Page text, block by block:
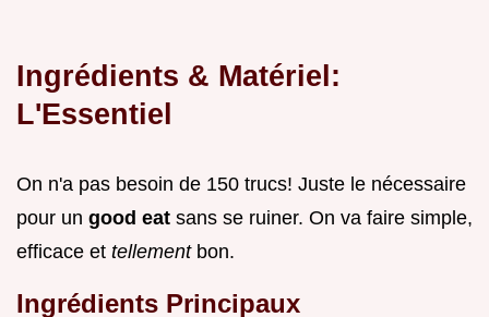
Ingrédients & Matériel:
L'Essentiel
On n'a pas besoin de 150 trucs! Juste le nécessaire
pour un good eat sans se ruiner. On va faire simple,
efficace et tellement bon.
Ingrédients Principaux